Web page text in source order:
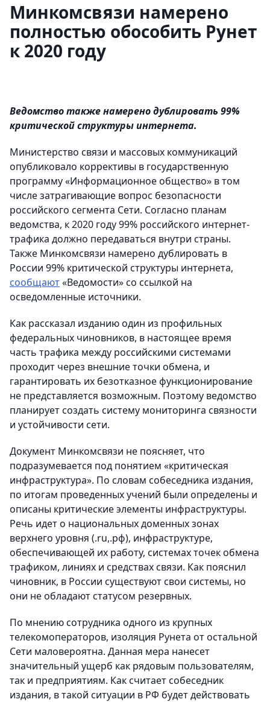
Минкомсвязи намерено
полностью обособить Рунет
к 2020 году
Ведомство также намерено дублировать 99%
критической структуры интернета.
Министерство связи и массовых коммуникаций
опубликовало коррективы в государственную
программу «Информационное общество» в том
числе затрагивающие вопрос безопасности
российского сегмента Сети. Согласно планам
ведомства, к 2020 году 99% российского интернет-
трафика должно передаваться внутри страны.
Также Минкомсвязи намерено дублировать в
России 99% критической структуры интернета,
сообщают«Ведомости» со ссылкой на
осведомленные источники.
Как рассказал изданию один из профильных
федеральных чиновников, в настоящее время
часть трафика между российскими системами
проходит через внешние точки обмена, и
гарантировать их безотказное функционирование
не представляется возможным. Поэтому ведомство
планирует создать систему мониторинга связности
и устойчивости сети.
Документ Минкомсвязи не поясняет, что
подразумевается под понятием «критическая
инфраструктура». По словам собеседника издания,
по итогам проведенных учений были определены и
описаны критические элементы инфраструктуры.
Речь идет о национальных доменных зонах
верхнего уровня (.ru,.рф), инфраструктуре,
обеспечивающей их работу, системах точек обмена
трафиком, линиях и средствах связи. Как пояснил
чиновник, в России существуют свои системы, но
они не обладают статусом резервных.
По мнению сотрудника одного из крупных
телекомоператоров, изоляция Рунета от остальной
Сети маловероятна. Данная мера нанесет
значительный ущерб как рядовым пользователям,
так и предприятиям. Как считает собеседник
издания, в такой ситуации в РФ будет действовать